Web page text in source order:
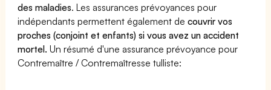
des maladies. Les assurances prévoyances pour
indépendants permettent également decouvrir vos
proches (conjoint et enfants) si vous avez un accident
mortel. Un résumé d'une assurance prévoyance pour
Contremaître / Contremaîtresse tulliste: